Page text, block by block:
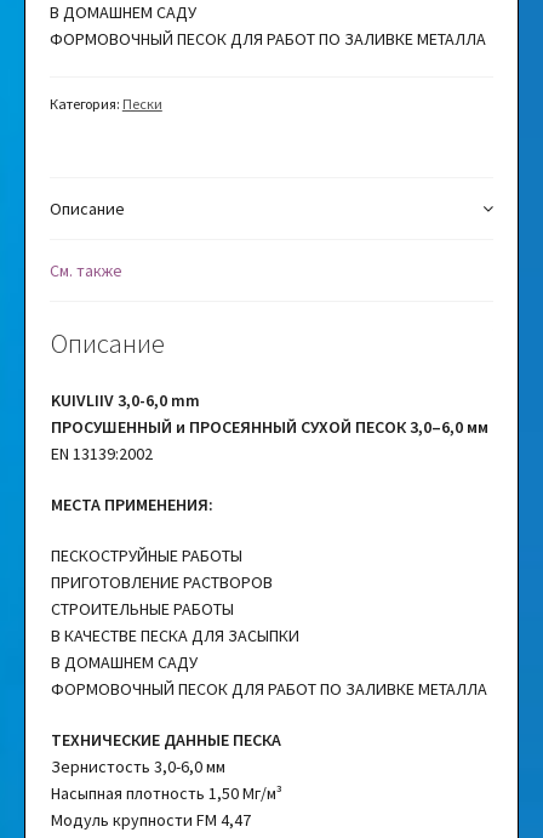
В ДОМАШНЕМ САДУ
ФОРМОВОЧНЫЙ ПЕСОК ДЛЯ РАБОТ ПО ЗАЛИВКЕ МЕТАЛЛА
Категория: Пески
Описание
См. также
Описание
KUIVLIIV 3,0-6,0 mm
ПРОСУШЕННЫЙ и ПРОСЕЯННЫЙ СУХОЙ ПЕСОК 3,0–6,0 мм
EN 13139:2002
МЕСТА ПРИМЕНЕНИЯ:
ПЕСКОСТРУЙНЫЕ РАБОТЫ
ПРИГОТОВЛЕНИЕ РАСТВОРОВ
СТРОИТЕЛЬНЫЕ РАБОТЫ
В КАЧЕСТВЕ ПЕСКА ДЛЯ ЗАСЫПКИ
В ДОМАШНЕМ САДУ
ФОРМОВОЧНЫЙ ПЕСОК ДЛЯ РАБОТ ПО ЗАЛИВКЕ МЕТАЛЛА
ТЕХНИЧЕСКИЕ ДАННЫЕ ПЕСКА
Зернистость 3,0-6,0 мм
Насыпная плотность 1,50 Мг/м³
Модуль крупности FM 4,47